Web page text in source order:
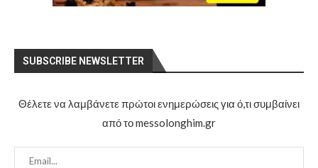
SUBSCRIBE NEWSLETTER
Θέλετε να λαμβάνετε πρώτοι ενημερώσεις για ό,τι συμβαίνει
από το messolonghim.gr